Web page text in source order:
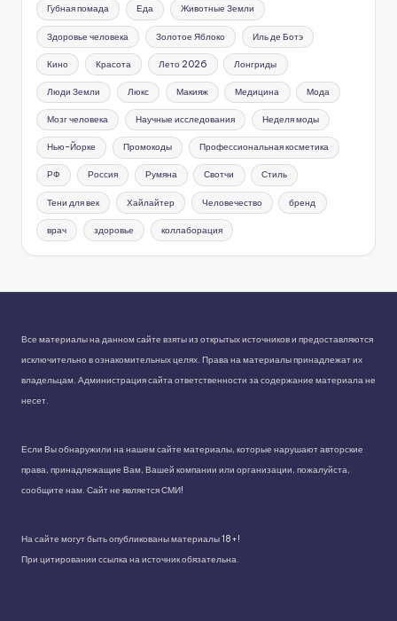
Губная помада Еда Животные Земли
Здоровье человека Золотое Яблоко Иль де Ботэ
Кино Красота Лето 2026 Лонгриды
Люди Земли Люкс Макияж Медицина Мода
Мозг человека Научные исследования Неделя моды
Нью-Йорке Промокоды Профессиональная косметика
РФ Россия Румяна Свотчи Стиль
Тени для век Хайлайтер Человечество бренд
врач здоровье коллаборация
Все материалы на данном сайте взяты из открытых источников и предоставляются
исключительно в ознакомительных целях. Права на материалы принадлежат их
владельцам. Администрация сайта ответственности за содержание материала не
несет.
Если Вы обнаружили на нашем сайте материалы, которые нарушают авторские
права, принадлежащие Вам, Вашей компании или организации, пожалуйста,
сообщите нам. Сайт не является СМИ!
На сайте могут быть опубликованы материалы 18+!
При цитировании ссылка на источник обязательна.